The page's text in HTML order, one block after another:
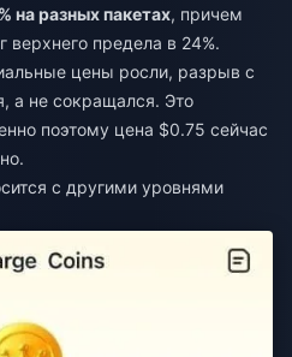
на разных пакетах, причем
верхнего предела в 24%.
цены росли, разрыв с
а не сокращался. Это
поэтому цена $0.75 сейчас
с другими уровнями